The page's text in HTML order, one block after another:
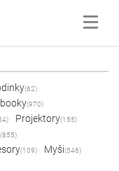
(62)
(970)
Projektory(155)
(855)
(109) Myši(546)